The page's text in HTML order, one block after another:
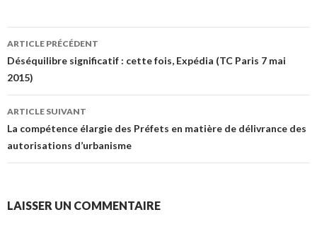
Navigation
des
articles
ARTICLE PRÉCÉDENT
Déséquilibre significatif : cette fois, Expédia (TC Paris 7 mai
2015)
ARTICLE SUIVANT
La compétence élargie des Préfets en matière de délivrance des
autorisations d’urbanisme
LAISSER UN COMMENTAIRE